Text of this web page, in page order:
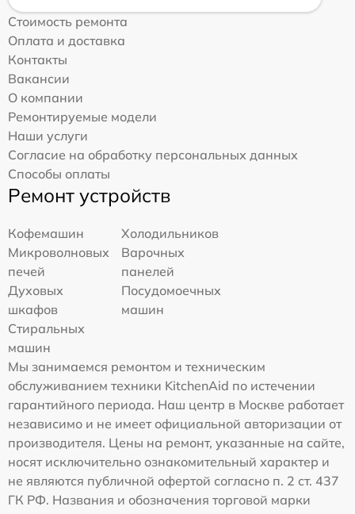
Стоимость ремонта
Оплата и доставка
Контакты
Вакансии
О компании
Ремонтируемые модели
Наши услуги
Согласие на обработку персональных данных
Способы оплаты
Ремонт устройств
Кофемашин
Холодильников
Микроволновых
печей
Варочных
панелей
Духовых
шкафов
Посудомоечных
машин
Стиральных
машин
Мы занимаемся ремонтом и техническим
обслуживанием техники KitchenAid по истечении
гарантийного периода. Наш центр в Москве работает
независимо и не имеет официальной авторизации от
производителя. Цены на ремонт, указанные на сайте,
носят исключительно ознакомительный характер и
не являются публичной офертой согласно п. 2 ст. 437
ГК РФ. Названия и обозначения торговой марки